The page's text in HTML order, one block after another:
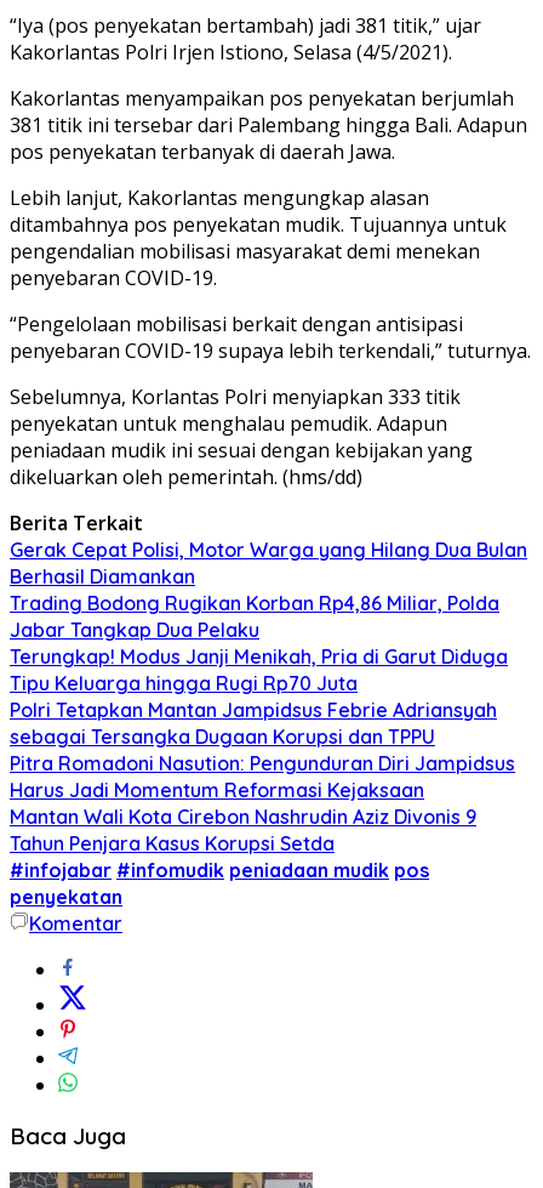
“Iya (pos penyekatan bertambah) jadi 381 titik,” ujar
Kakorlantas Polri Irjen Istiono, Selasa (4/5/2021).
Kakorlantas menyampaikan pos penyekatan berjumlah
381 titik ini tersebar dari Palembang hingga Bali. Adapun
pos penyekatan terbanyak di daerah Jawa.
Lebih lanjut, Kakorlantas mengungkap alasan
ditambahnya pos penyekatan mudik. Tujuannya untuk
pengendalian mobilisasi masyarakat demi menekan
penyebaran COVID-19.
“Pengelolaan mobilisasi berkait dengan antisipasi
penyebaran COVID-19 supaya lebih terkendali,” tuturnya.
Sebelumnya, Korlantas Polri menyiapkan 333 titik
penyekatan untuk menghalau pemudik. Adapun
peniadaan mudik ini sesuai dengan kebijakan yang
dikeluarkan oleh pemerintah. (hms/dd)
Berita Terkait
Gerak Cepat Polisi, Motor Warga yang Hilang Dua Bulan
Berhasil Diamankan
Trading Bodong Rugikan Korban Rp4,86 Miliar, Polda
Jabar Tangkap Dua Pelaku
Terungkap! Modus Janji Menikah, Pria di Garut Diduga
Tipu Keluarga hingga Rugi Rp70 Juta
Polri Tetapkan Mantan Jampidsus Febrie Adriansyah
sebagai Tersangka Dugaan Korupsi dan TPPU
Pitra Romadoni Nasution: Pengunduran Diri Jampidsus
Harus Jadi Momentum Reformasi Kejaksaan
Mantan Wali Kota Cirebon Nashrudin Aziz Divonis 9
Tahun Penjara Kasus Korupsi Setda
#infojabar #infomudik peniadaan mudik pos
penyekatan
Komentar
Baca Juga